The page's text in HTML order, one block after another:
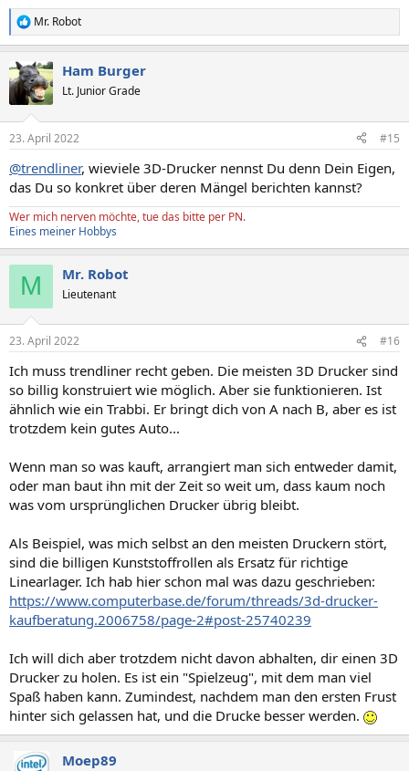
R
e
k
t
e
:
Mr. Robot
Ham Burger
Lt. Junior Grade
23. April 2022 #15
@trendliner, wieviele 3D-Drucker nennst Du denn Dein Eigen,
das Du so konkret über deren Mängel berichten kannst?
Wer mich nerven möchte, tue das bitte per PN.
Eines meiner Hobbys
M Mr. Robot
Lieutenant
23. April 2022 #16
Ich muss trendliner recht geben. Die meisten 3D Drucker sind
so billig konstruiert wie möglich. Aber sie funktionieren. Ist
ähnlich wie ein Trabbi. Er bringt dich von A nach B, aber es ist
trotzdem kein gutes Auto...
Wenn man so was kauft, arrangiert man sich entweder damit,
oder man baut ihn mit der Zeit so weit um, dass kaum noch
was vom ursprünglichen Drucker übrig bleibt.
Als Beispiel, was mich selbst an den meisten Druckern stört,
sind die billigen Kunststoffrollen als Ersatz für richtige
Linearlager. Ich hab hier schon mal was dazu geschrieben:
https://www.computerbase.de/forum/threads/3d-drucker-
kaufberatung.2006758/page-2#post-25740239
Ich will dich aber trotzdem nicht davon abhalten, dir einen 3D
Drucker zu holen. Es ist ein "Spielzeug", mit dem man viel
Spaß haben kann. Zumindest, nachdem man den ersten Frust
hinter sich gelassen hat, und die Drucke besser werden.
Moep89